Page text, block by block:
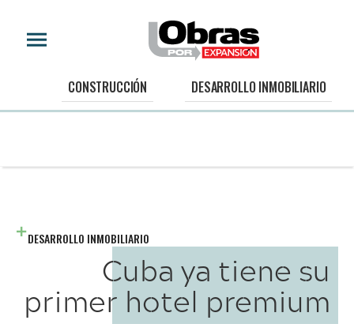
CONSTRUCCIÓN DESARROLLO INMOBILIARIO
DESARROLLO INMOBILIARIO
Cuba ya tiene su
primer hotel premium